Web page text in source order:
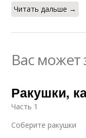
Читать дальше →
Вас может
Ракушки,
Часть 1
Соберите ракушки